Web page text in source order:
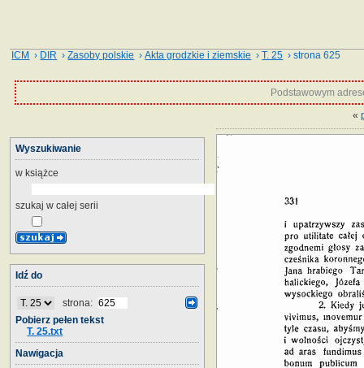
ICM › DIR ›Zasoby polskie ›Akta grodzkie i ziemskie ›T. 25 › strona 625
Podstawowym
«
Wyszukiwanie
w książce
szukaj w całej serii
Idź do
strona:
Pobierz pełen tekst
T. 25.txt
Nawigacja